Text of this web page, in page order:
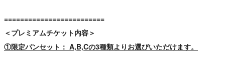
=========================
＜プレミアムチケット内容＞
①限定パンセット： A,B,Cの3種類よりお選びいただけます。